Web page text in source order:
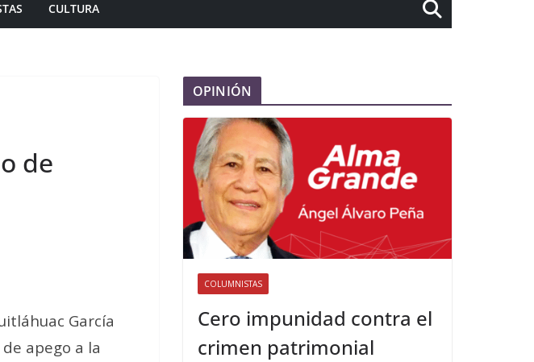
CULTURA
de
García
apego a la
OPINIÓN
COLUMNISTAS
Cero impunidad contra el
crimen patrimonial